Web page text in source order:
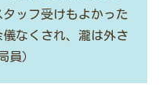
ッフ受けもよかった
なくされ、瀧は外さ
員）